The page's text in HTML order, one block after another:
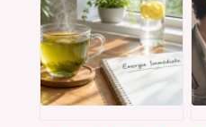
meilleures idées à
adopter